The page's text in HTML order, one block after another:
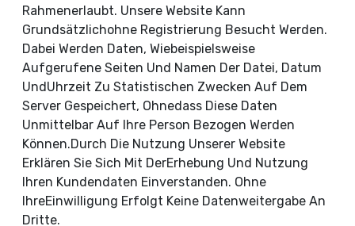
Rahmenerlaubt. Unsere Website Kann
Grundsätzlichohne Registrierung Besucht Werden.
Dabei Werden Daten, Wiebeispielsweise
Aufgerufene Seiten Und Namen Der Datei, Datum
UndUhrzeit Zu Statistischen Zwecken Auf Dem
Server Gespeichert, Ohnedass Diese Daten
Unmittelbar Auf Ihre Person Bezogen Werden
Können.Durch Die Nutzung Unserer Website
Erklären Sie Sich Mit DerErhebung Und Nutzung
Ihren Kundendaten Einverstanden. Ohne
IhreEinwilligung Erfolgt Keine Datenweitergabe An
Dritte.